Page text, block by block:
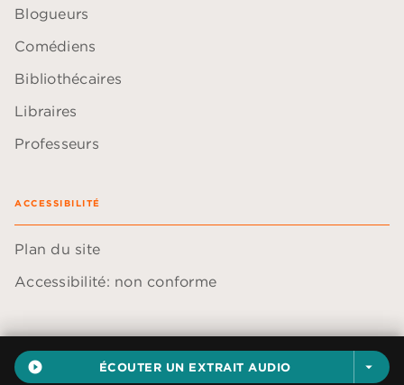
play_circle_filled ÉCOUTER UN EXTRAIT AUDIO arrow_drop_down
Blogueurs
Comédiens
Bibliothécaires
Libraires
Professeurs
ACCESSIBILITÉ
Plan du site
Accessibilité: non conforme
Données personnelles